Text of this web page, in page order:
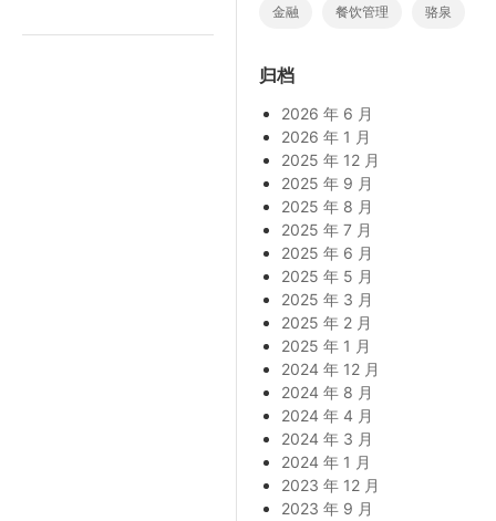
金融 餐饮管理 骆泉
归档
2026 年 6 月
2026 年 1 月
2025 年 12 月
2025 年 9 月
2025 年 8 月
2025 年 7 月
2025 年 6 月
2025 年 5 月
2025 年 3 月
2025 年 2 月
2025 年 1 月
2024 年 12 月
2024 年 8 月
2024 年 4 月
2024 年 3 月
2024 年 1 月
2023 年 12 月
2023 年 9 月